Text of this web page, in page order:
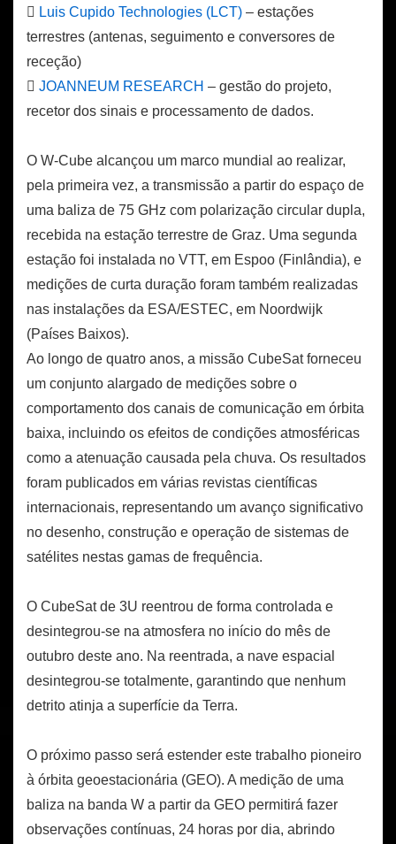
 Luis Cupido Technologies (LCT) – estações
terrestres (antenas, seguimento e conversores de
receção)
 JOANNEUM RESEARCH – gestão do projeto,
recetor dos sinais e processamento de dados.
O W-Cube alcançou um marco mundial ao realizar,
pela primeira vez, a transmissão a partir do espaço de
uma baliza de 75 GHz com polarização circular dupla,
recebida na estação terrestre de Graz. Uma segunda
estação foi instalada no VTT, em Espoo (Finlândia), e
medições de curta duração foram também realizadas
nas instalações da ESA/ESTEC, em Noordwijk
(Países Baixos).
Ao longo de quatro anos, a missão CubeSat forneceu
um conjunto alargado de medições sobre o
comportamento dos canais de comunicação em órbita
baixa, incluindo os efeitos de condições atmosféricas
como a atenuação causada pela chuva. Os resultados
foram publicados em várias revistas científicas
internacionais, representando um avanço significativo
no desenho, construção e operação de sistemas de
satélites nestas gamas de frequência.
O CubeSat de 3U reentrou de forma controlada e
desintegrou-se na atmosfera no início do mês de
outubro deste ano. Na reentrada, a nave espacial
desintegrou-se totalmente, garantindo que nenhum
detrito atinja a superfície da Terra.
O próximo passo será estender este trabalho pioneiro
à órbita geoestacionária (GEO). A medição de uma
baliza na banda W a partir da GEO permitirá fazer
observações contínuas, 24 horas por dia, abrindo